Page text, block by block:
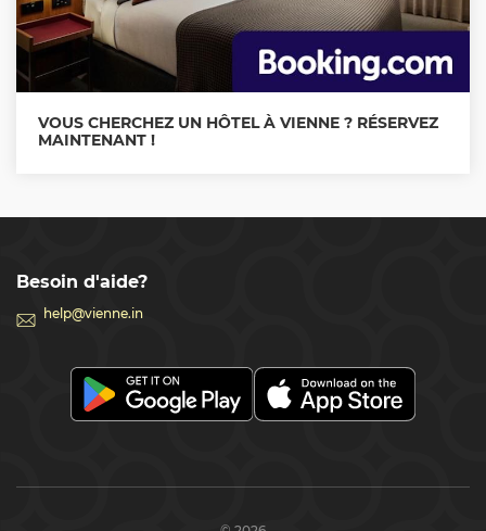
VOUS CHERCHEZ UN HÔTEL À VIENNE ? RÉSERVEZ
MAINTENANT !
Besoin d'aide?
help@vienne.in